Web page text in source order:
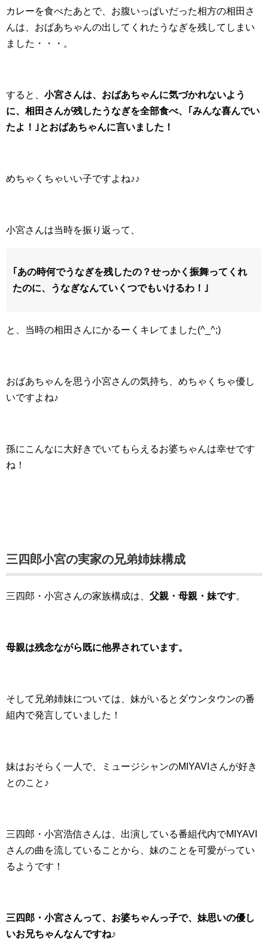
カレーを食べたあとで、お腹いっぱいだった相方の相田さ
んは、おばあちゃんの出してくれたうなぎを残してしまい
ました・・・。
すると、 小宮さんは、おばあちゃんに気づかれないよう
に、相田さんが残したうなぎを全部食べ、｢みんな喜んでい
たよ！｣とおばあちゃんに言いました！
めちゃくちゃいい子ですよね♪♪
小宮さんは当時を振り返って、
｢あの時何でうなぎを残したの？せっかく振舞ってくれ
たのに、うなぎなんていくつでもいけるわ！｣
と、当時の相田さんにかるーくキレてました(^_^;)
おばあちゃんを思う小宮さんの気持ち、めちゃくちゃ優し
いですよね♪
孫にこんなに大好きでいてもらえるお婆ちゃんは幸せです
ね！
三四郎小宮の実家の兄弟姉妹構成
三四郎・小宮さんの家族構成は、 父親・母親・妹です。
母親は残念ながら既に他界されています。
そして兄弟姉妹については、妹がいるとダウンタウンの番
組内で発言していました！
妹はおそらく一人で、ミュージシャンのMIYAVIさんが好き
とのこと♪
三四郎・小宮浩信さんは、出演している番組代内でMIYAVI
さんの曲を流していることから、妹のことを可愛がってい
るようです！
三四郎・小宮さんって、お婆ちゃんっ子で、妹思いの優し
いお兄ちゃんなんですね♪